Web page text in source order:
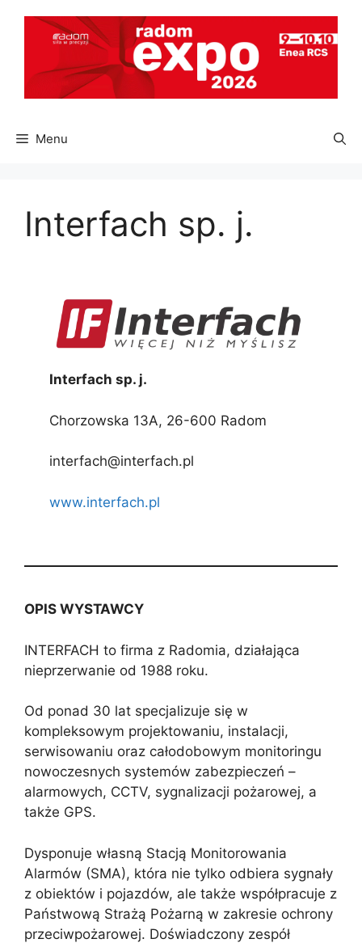
Menu
Interfach sp. j.
Interfach sp. j.
Chorzowska 13A, 26-600 Radom
interfach@interfach.pl
www.interfach.pl
OPIS WYSTAWCY
INTERFACH to firma z Radomia, działająca
nieprzerwanie od 1988 roku.
Od ponad 30 lat specjalizuje się w
kompleksowym projektowaniu, instalacji,
serwisowaniu oraz całodobowym monitoringu
nowoczesnych systemów zabezpieczeń –
alarmowych, CCTV, sygnalizacji pożarowej, a
także GPS.
Dysponuje własną Stacją Monitorowania
Alarmów (SMA), która nie tylko odbiera sygnały
z obiektów i pojazdów, ale także współpracuje z
Państwową Strażą Pożarną w zakresie ochrony
przeciwpożarowej. Doświadczony zespół